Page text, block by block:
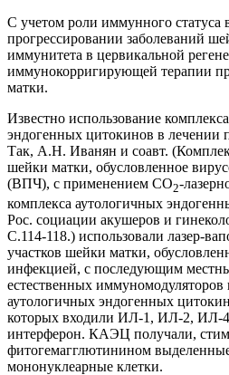
С учетом роли иммунного статуса
прогрессировании заболеваний
иммунитета в цервикальной
иммунокорригирующей терапии
матки.
Известно использование
эндогенных цитокинов в лечении
Так, А.Н. Иванян и соавт.
шейки матки, обусловленное
(ВПЧ), с применением CO2-
комплекса аутологичных
Рос. социации акушеров и
С.114-118.) использовали лазер-
участков шейки матки,
инфекцией, с последующим
естественных иммуномодуляторов
аутологичных эндогенных
которых входили ИЛ-1, ИЛ-2,
интерферон. КАЭЦ получали,
фитогемагглютинином
мононуклеарные клетки.